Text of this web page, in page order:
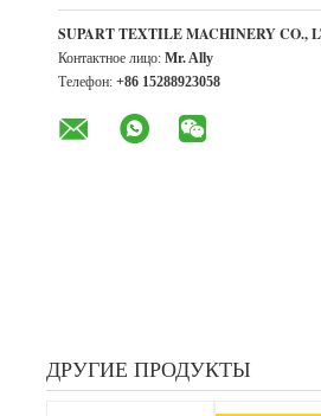
SUPART TEXTILE MACHINERY CO.,
Контактное лицо: Mr. Ally
Телефон: +86 15288923058
ДРУГИЕ ПРОДУКТЫ